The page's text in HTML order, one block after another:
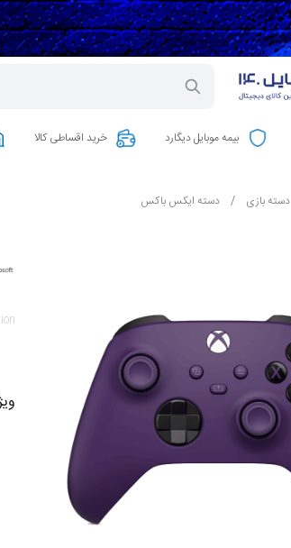
بیمه موبایل دیگارد خرید اقساطی کالا
دسته بازی / دسته ایکس باکس